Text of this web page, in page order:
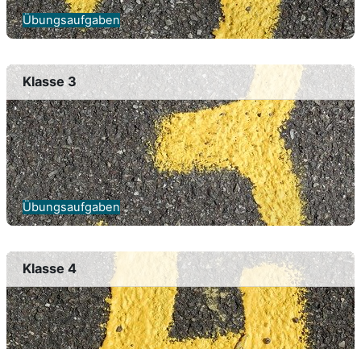
Übungsaufgaben
Klasse 3
Übungsaufgaben
Klasse 4